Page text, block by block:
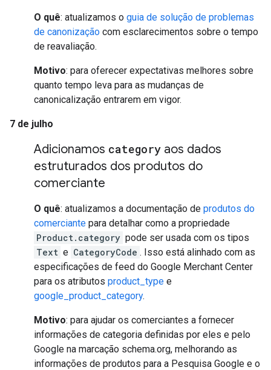
O quê: atualizamos o guia de solução de problemas
de canonização com esclarecimentos sobre o tempo
de reavaliação.
Motivo: para oferecer expectativas melhores sobre
quanto tempo leva para as mudanças de
canonicalização entrarem em vigor.
7 de julho
Adicionamos category aos dados
estruturados dos produtos do
comerciante
O quê: atualizamos a documentação de produtos do
comerciante para detalhar como a propriedade
Product.category pode ser usada com os tipos
Text e CategoryCode . Isso está alinhado com as
especificações de feed do Google Merchant Center
para os atributos product_type e
google_product_category.
Motivo: para ajudar os comerciantes a fornecer
informações de categoria definidas por eles e pelo
Google na marcação schema.org, melhorando as
informações de produtos para a Pesquisa Google e o